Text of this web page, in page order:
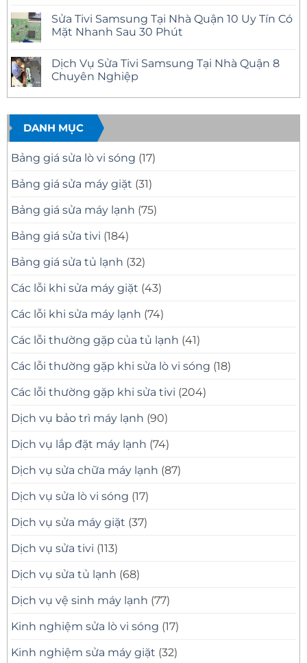
Tín
–
Có
Tại
Nhà
Samsung
Tại
Nhà
Uy
Tín
–
Mặt
Báo
Giá
Minh
Bạch
bình
luận
ở
Samsung
Tại
Nhà
11
Tín
–
Có
Mặt
Nhanh,
Sửa
Bệnh
Sửa Tivi Samsung Tại Nhà Quận 10 Uy Tín Có
Mặt Nhanh Sau 30 Phút
bình
luận
ở
Tivi
Tại
Nhà
Quận
10
Uy
Tín
Mặt
Nhanh
30
Phút
Dịch Vụ Sửa Tivi Samsung Tại Nhà Quận 8
Chuyên Nghiệp
có
luận
ở
Dịch
Vụ
Sửa
Tivi
Tại
Nhà
8
Chuyên
DANH MỤC
Bảng giá sửa lò vi sóng (17)
Bảng giá sửa máy giặt (31)
Bảng giá sửa máy lạnh (75)
Bảng giá sửa tivi (184)
Bảng giá sửa tủ lạnh (32)
Các lỗi khi sửa máy giặt (43)
Các lỗi khi sửa máy lạnh (74)
Các lỗi thường gặp của tủ lạnh (41)
Các lỗi thường gặp khi sửa lò vi sóng (18)
Các lỗi thường gặp khi sửa tivi (204)
Dịch vụ bảo trì máy lạnh (90)
Dịch vụ lắp đặt máy lạnh (74)
Dịch vụ sửa chữa máy lạnh (87)
Dịch vụ sửa lò vi sóng (17)
Dịch vụ sửa máy giặt (37)
Dịch vụ sửa tivi (113)
Dịch vụ sửa tủ lạnh (68)
Dịch vụ vệ sinh máy lạnh (77)
Kinh nghiệm sửa lò vi sóng (17)
Kinh nghiệm sửa máy giặt (32)